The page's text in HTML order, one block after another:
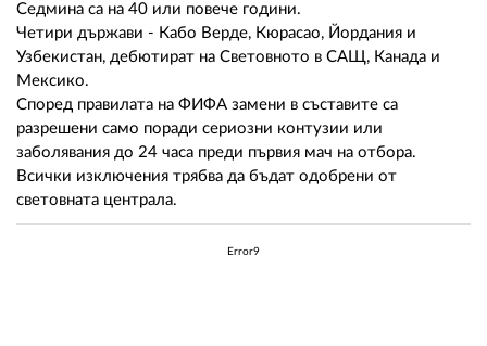
Седмина са на 40 или повече години.
Четири държави - Кабо Верде, Кюрасао, Йордания и
Узбекистан, дебютират на Световното в САЩ, Канада и
Мексико.
Според правилата на ФИФА замени в съставите са
разрешени само поради сериозни контузии или
заболявания до 24 часа преди първия мач на отбора.
Всички изключения трябва да бъдат одобрени от
световната централа.
Error9